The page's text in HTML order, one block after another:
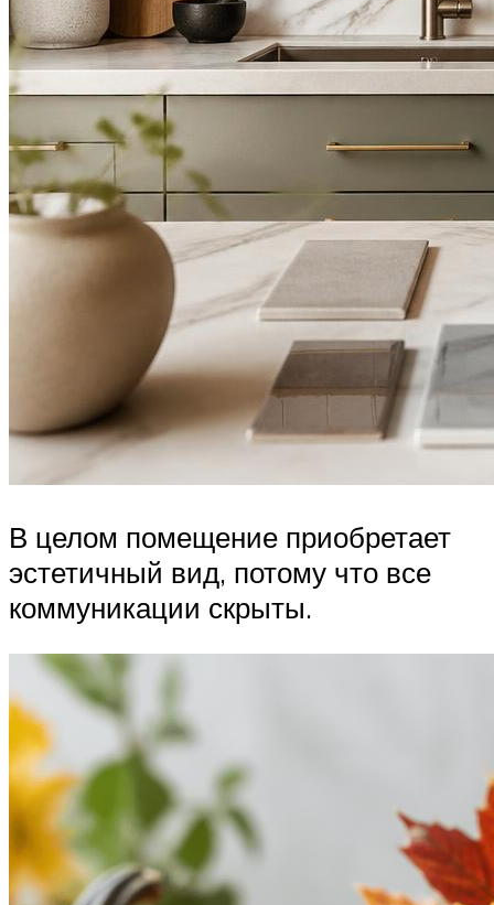
В целом помещение приобретает
эстетичный вид, потому что все
коммуникации скрыты.